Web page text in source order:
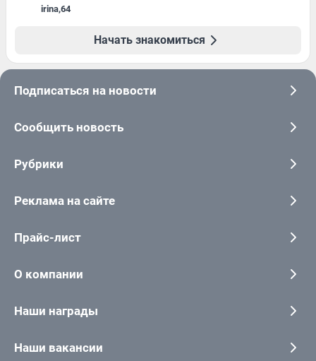
irina,64
Начать знакомиться
Подписаться на новости
Сообщить новость
Рубрики
Реклама на сайте
Прайс-лист
О компании
Наши награды
Наши вакансии